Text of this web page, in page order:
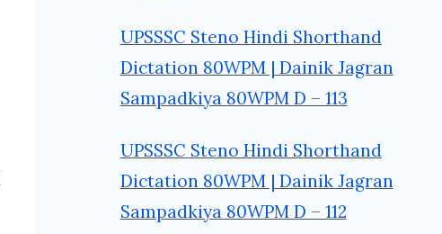
UPSSSC Steno Hindi Shorthand
Dictation 80WPM | Dainik Jagran
Sampadkiya 80WPM D – 113
UPSSSC Steno Hindi Shorthand
Dictation 80WPM | Dainik Jagran
Sampadkiya 80WPM D – 112